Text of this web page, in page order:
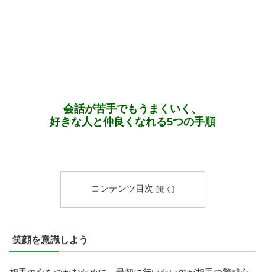
会話が苦手でもうまくいく、
好きな人と仲良くなれる5つの手順
コンテンツ目次
笑顔を意識しよう